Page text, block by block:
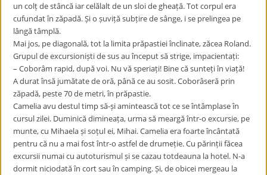
un colț de stâncă iar celălalt de un sloi de gheață. Tot corpul era
cufundat în zăpadă. Și o șuviță subțire de sânge, i se prelingea pe
lângă tâmplă.
Mai jos, pe diagonală, tot la limita prăpastiei înclinate, zăcea Roland.
Grupul de excursioniști de sus au început să strige, impacientați:
– Coborâm rapid, după voi. Nu vă speriați! Bine că sunteți în viață!
A durat însă jumătate de oră, până ce au sosit. Coborâseră prin
zăpadă, peste 70 de metri, în prăpastie.
Camelia avu destul timp să-și amintească tot ce se întâmplase în
cursul zilei. Duminică dimineața, urma să meargă într-o excursie, pe
munte, cu Mihaela și soțul ei, Mihai. Camelia era foarte încântată
pentru că nu a mai fost într-o astfel de drumeție. Cu părinții făcea
excursii numai cu autoturismul și se cazau totdeauna la hotel. N-a
dormit niciodată în cort sau în camping. Și, de obicei mergeau la